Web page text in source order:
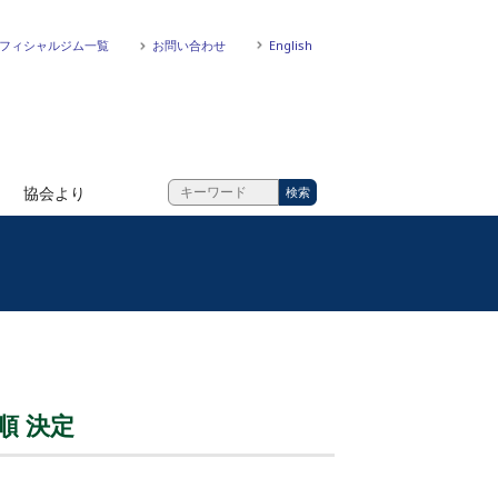
ィシャルジム一覧 お問い合わせ English
協会より
決定